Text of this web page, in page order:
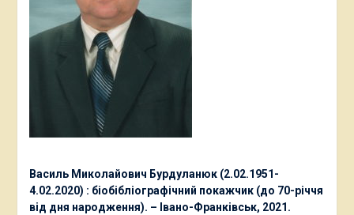
Василь Миколайович Бурдуланюк (2.02.1951-
4.02.2020) : біобібліографічний покажчик (до 70-річчя
від дня народження). – Івано-Франківськ, 2021.